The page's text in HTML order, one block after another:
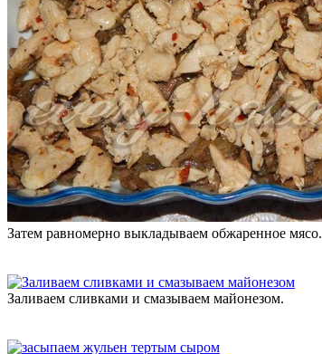
Затем равномерно выкладываем обжаренное мясо.
Заливаем сливками и смазываем майонезом.